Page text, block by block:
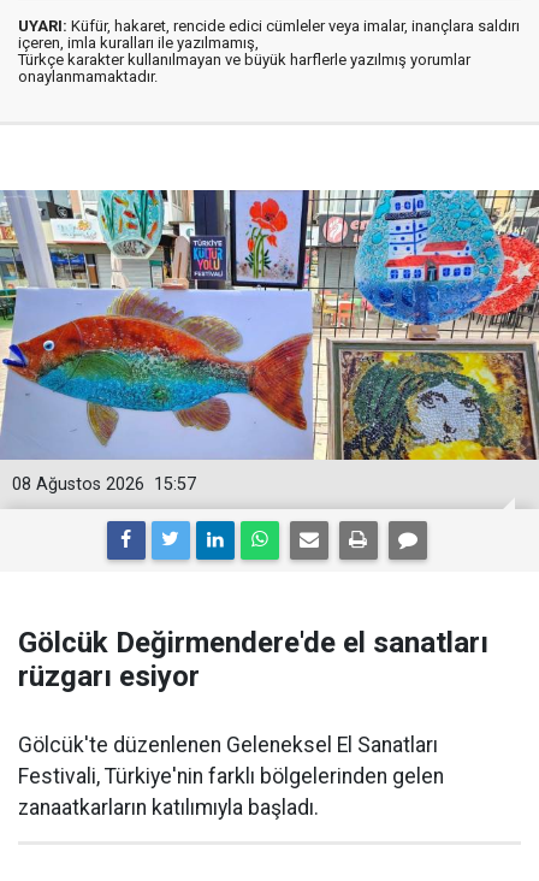
UYARI: Küfür, hakaret, rencide edici cümleler veya imalar, inançlara saldırı
içeren, imla kuralları ile yazılmamış,
Türkçe karakter kullanılmayan ve büyük harflerle yazılmış yorumlar
onaylanmamaktadır.
15:57
08 Ağustos 2026
Gölcük Değirmendere'de el sanatları
rüzgarı esiyor
Gölcük'te düzenlenen Geleneksel El Sanatları
Festivali, Türkiye'nin farklı bölgelerinden gelen
zanaatkarların katılımıyla başladı.